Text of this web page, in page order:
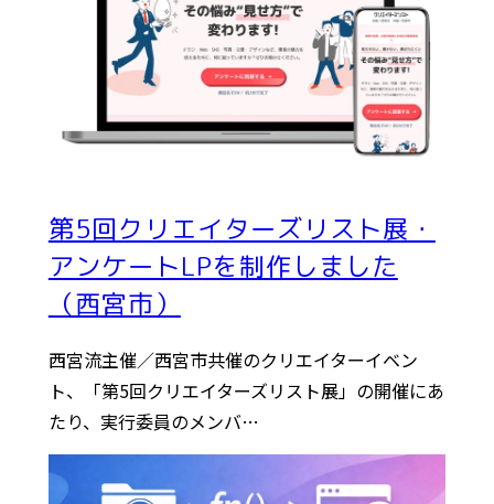
第5回クリエイターズリスト展・
アンケートLPを制作しました
（西宮市）
西宮流主催／西宮市共催のクリエイターイベン
ト、「第5回クリエイターズリスト展」の開催にあ
たり、実行委員のメンバ…